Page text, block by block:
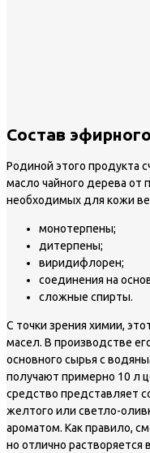
Состав
Родиной этого продукта
масло чайного дерева от
необходимых для кожи
монотерпены;
дитерпены;
виридифлорен;
соединения на
сложные спирты.
С точки зрения химии,
масел. В производстве
основного сырья с
получают примерно 10 л
средство представляет
желтого или светло-
ароматом. Как правило,
но отлично растворяется